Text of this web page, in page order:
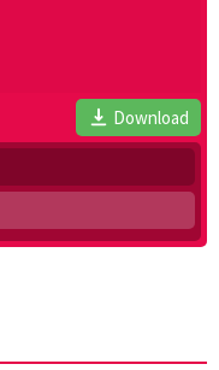
Download